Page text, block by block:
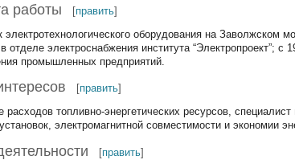
работы [править]
электротехнологического оборудования на Заволжском
отделе электроснабжения института “Электропроект”; с
промышленных предприятий.
[править]
топливно-энергетических ресурсов,
электромагнитной совместимости и экономии
[править]